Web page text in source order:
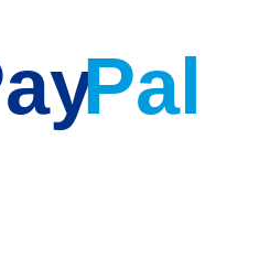
Pal